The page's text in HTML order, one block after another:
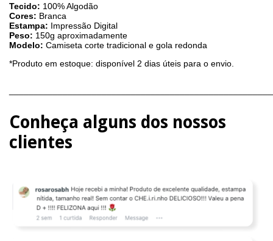
Tecido: 100% Algodão
Cores: Branca
Estampa: Impressão Digital
Peso: 150g aproximadamente
Modelo: Camiseta corte tradicional e gola redonda
*Produto em estoque: disponível 2 dias úteis para o envio.
Conheça alguns dos nossos
clientes